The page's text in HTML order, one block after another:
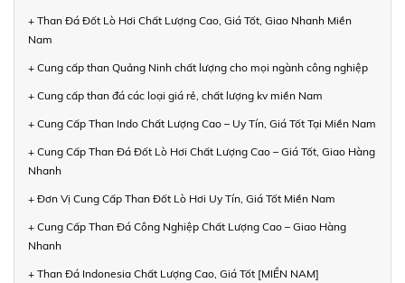
+ Than Đá Đốt Lò Hơi Chất Lượng Cao, Giá Tốt, Giao Nhanh Miền
Nam
+ Cung cấp than Quảng Ninh chất lượng cho mọi ngành công nghiệp
+ Cung cấp than đá các loại giá rẻ, chất lượng kv miền Nam
+ Cung Cấp Than Indo Chất Lượng Cao – Uy Tín, Giá Tốt Tại Miền Nam
+ Cung Cấp Than Đá Đốt Lò Hơi Chất Lượng Cao – Giá Tốt, Giao Hàng
Nhanh
+ Đơn Vị Cung Cấp Than Đốt Lò Hơi Uy Tín, Giá Tốt Miền Nam
+ Cung Cấp Than Đá Công Nghiệp Chất Lượng Cao – Giao Hàng
Nhanh
+ Than Đá Indonesia Chất Lượng Cao, Giá Tốt [MIỀN NAM]